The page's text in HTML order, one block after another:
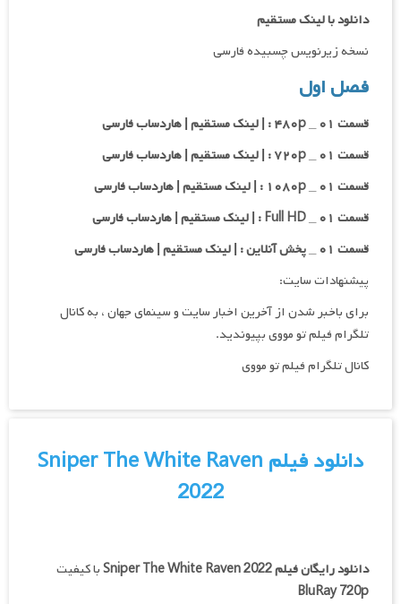
دانلود با لینک مستقیم
نسخه زیرنویس چسبیده فارسی
فصل اول
قسمت ۰۱ _ ۴۸۰p : | لینک مستقیم | هاردساب فارسی
قسمت ۰۱ _ ۷۲۰p : | لینک مستقیم | هاردساب فارسی
قسمت ۰۱ _ ۱۰۸۰p : | لینک مستقیم | هاردساب فارسی
قسمت ۰۱ _ Full HD : | لینک مستقیم | هاردساب فارسی
قسمت ۰۱ _ پخش آنلاین : | لینک مستقیم | هاردساب فارسی
پیشنهادات سایت:
برای باخبر شدن از آخرین اخبار سایت و سینمای جهان ، به کانال
تلگرام فیلم تو مووی بپیوندید.
کانال تلگرام فیلم تو مووی
دانلود فیلم Sniper The White Raven
2022
دانلود رایگان فیلمSniper The White Raven 2022با کیفیت
BluRay 720p